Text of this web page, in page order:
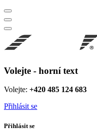
Volejte - horní text
Volejte: +420 485 124 683
Přihlásit se
Přihlásit se